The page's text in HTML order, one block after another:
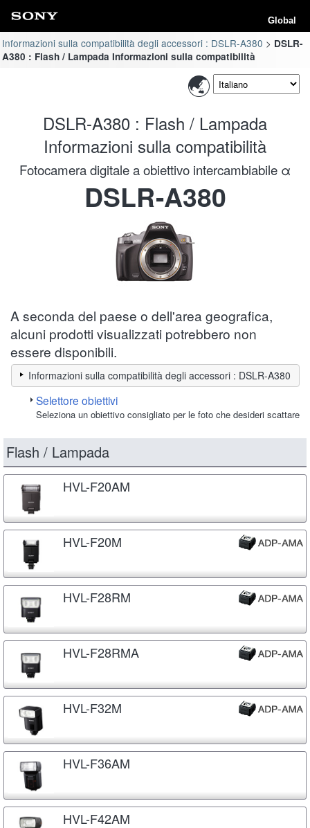
Global
Informazioni sulla compatibilità degli accessori : DSLR-A380
DSLR-
A380 : Flash / Lampada Informazioni sulla compatibilità
DSLR-A380 : Flash / Lampada
Informazioni sulla compatibilità
Fotocamera digitale a obiettivo intercambiabile α
DSLR-A380
A seconda del paese o dell'area geografica,
alcuni prodotti visualizzati potrebbero non
essere disponibili.
Informazioni sulla compatibilità degli accessori : DSLR-A380
Selettore obiettivi
Seleziona un obiettivo consigliato per le foto che desideri scattare
Flash / Lampada
HVL-F20AM
HVL-F20M
HVL-F28RM
HVL-F28RMA
HVL-F32M
HVL-F36AM
HVL-F42AM